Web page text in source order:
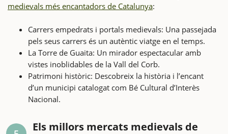
medievals més encantadors de Catalunya:
Carrers empedrats i portals medievals: Una passejada
pels seus carrers és un autèntic viatge en el temps.
La Torre de Guaita: Un mirador espectacular amb
vistes inoblidables de la Vall del Corb.
Patrimoni històric: Descobreix la història i l’encant
d’un municipi catalogat com Bé Cultural d’Interès
Nacional.
Els millors mercats medievals de